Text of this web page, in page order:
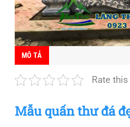
MÔ TẢ
Rate
Mẫu quấn thư đá